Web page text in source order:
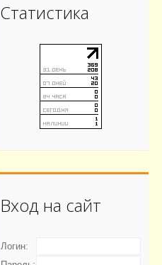
Статистика
Вход на сайт
Логин: